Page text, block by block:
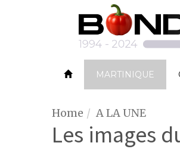
MARTINIQUE
Home A LA UNE
Les images